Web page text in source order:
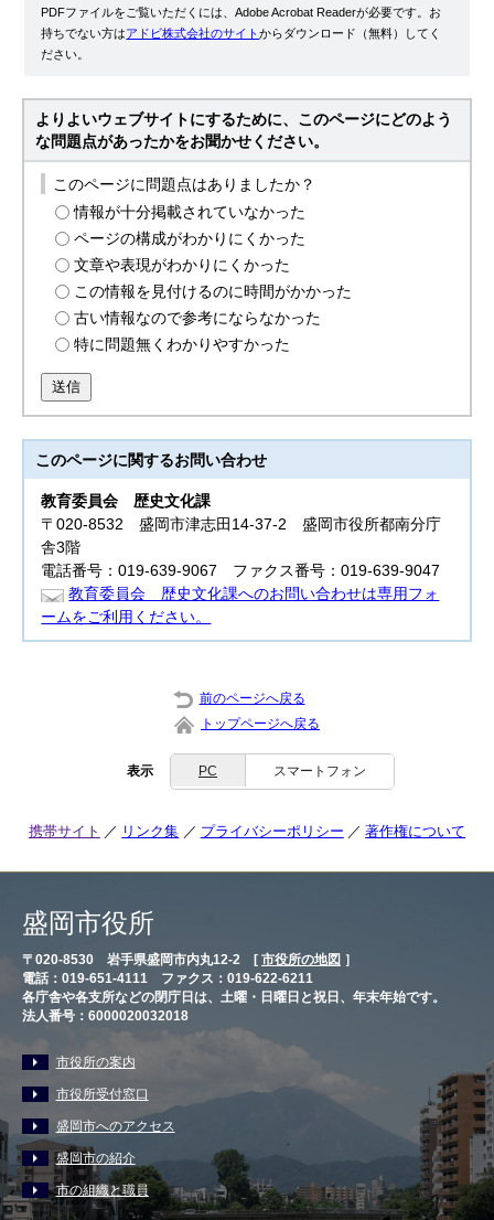
PDFファイルをご覧いただくには、Adobe Acrobat Readerが必要です。お
持ちでない方はアドビ株式会社のサイトからダウンロード（無料）してく
ださい。
よりよいウェブサイトにするために、このページにどのよう
な問題点があったかをお聞かせください。
このページに問題点はありましたか？
情報が十分掲載されていなかった
ページの構成がわかりにくかった
文章や表現がわかりにくかった
この情報を見付けるのに時間がかかった
古い情報なので参考にならなかった
特に問題無くわかりやすかった
送信
このページに関するお問い合わせ
教育委員会 歴史文化課
〒020-8532 盛岡市津志田14-37-2 盛岡市役所都南分庁
舎3階
電話番号：019-639-9067 ファクス番号：019-639-9047
教育委員会 歴史文化課へのお問い合わせは専用フォ
ームをご利用ください。
前のページへ戻る
トップページへ戻る
表示 PC スマートフォン
携帯サイト リンク集 プライバシーポリシー 著作権について
盛岡市役所
〒020-8530 岩手県盛岡市内丸12-2 [ 市役所の地図 ］
電話：019-651-4111 ファクス：019-622-6211
各庁舎や各支所などの閉庁日は、土曜・日曜日と祝日、年末年始です。
法人番号：6000020032018
市役所の案内
市役所受付窓口
盛岡市へのアクセス
盛岡市の紹介
市の組織と職員